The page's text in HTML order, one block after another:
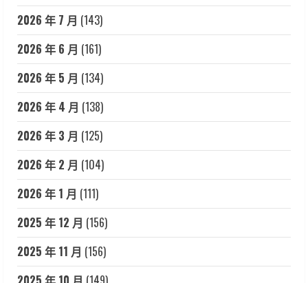
2026 年 7 月 (143)
2026 年 6 月 (161)
2026 年 5 月 (134)
2026 年 4 月 (138)
2026 年 3 月 (125)
2026 年 2 月 (104)
2026 年 1 月 (111)
2025 年 12 月 (156)
2025 年 11 月 (156)